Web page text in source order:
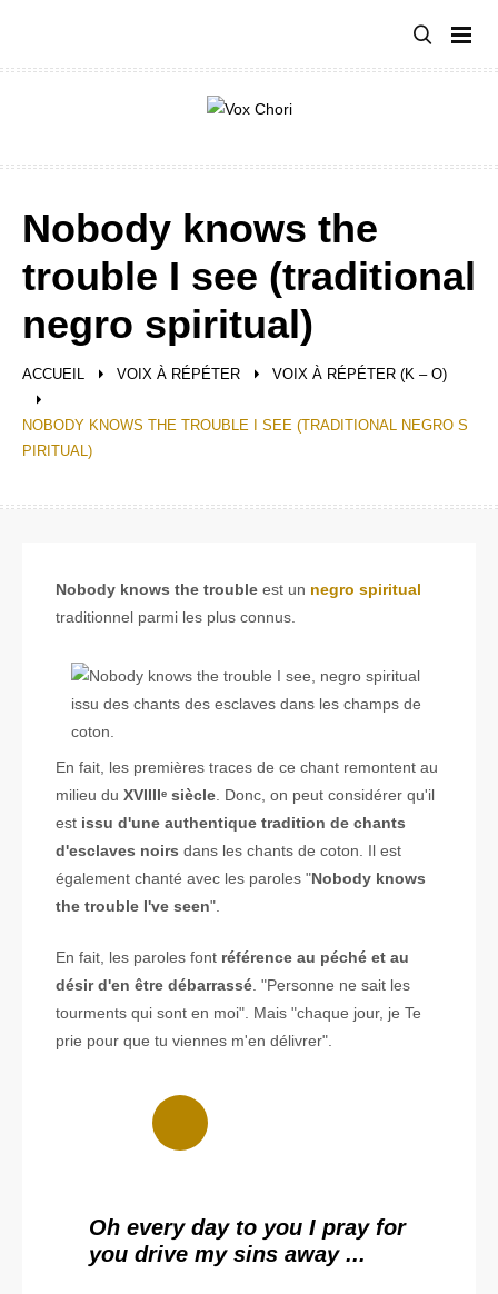
contenu
ACCUEIL VOIX À RÉPÉTER VOIX À RÉPÉTER (K – O)
NOBODY KNOWS THE TROUBLE I SEE (TRADITIONAL NEGRO S
PIRITUAL)
Nobody knows the
trouble I see (traditional
negro spiritual)
Nobody knows the trouble est un negro spiritual
traditionnel parmi les plus connus.
En fait, les premières traces de ce chant remontent au
milieu du XVIIIIᵉ siècle . Donc, on peut considérer qu'il
est issu d'une authentique tradition de chants
d'esclaves noirs dans les chants de coton. Il est
également chanté avec les paroles "Nobody knows
the trouble I've seen".
En fait, les paroles font référence au péché et au
désir d'en être débarrassé . "Personne ne sait les
tourments qui sont en moi". Mais "chaque jour, je Te
prie pour que tu viennes m'en délivrer".
Oh every day to you I pray for
you drive my sins away ...